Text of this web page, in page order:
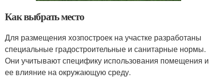
Как выбрать место
Для размещения хозпостроек на участке разработаны
специальные градостроительные и санитарные нормы.
Они учитывают специфику использования помещения и
ее влияние на окружающую среду.